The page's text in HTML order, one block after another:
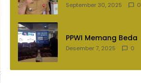
September 30, 2025 0
PPWI Memang Beda
Desember 7, 2025 0